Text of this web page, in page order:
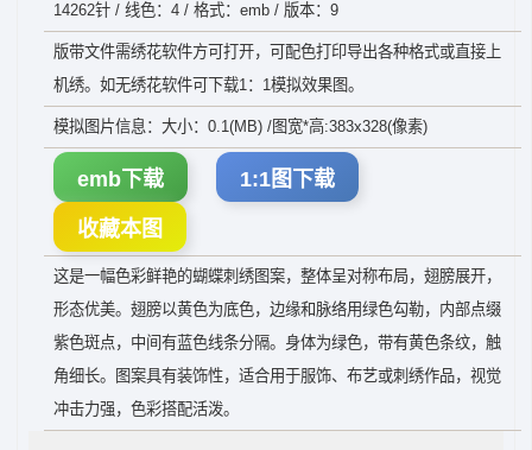
14262针 / 线色：4 / 格式：emb / 版本：9
版带文件需绣花软件方可打开，可配色打印导出各种格式或直接上
机绣。如无绣花软件可下载1：1模拟效果图。
模拟图片信息：大小：0.1(MB) /图宽*高:383x328(像素)
emb下载 1:1图下载
收藏本图
这是一幅色彩鲜艳的蝴蝶刺绣图案，整体呈对称布局，翅膀展开，
形态优美。翅膀以黄色为底色，边缘和脉络用绿色勾勒，内部点缀
紫色斑点，中间有蓝色线条分隔。身体为绿色，带有黄色条纹，触
角细长。图案具有装饰性，适合用于服饰、布艺或刺绣作品，视觉
冲击力强，色彩搭配活泼。